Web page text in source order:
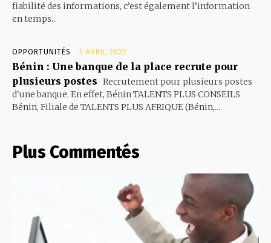
fiabilité des informations, c’est également l’information
en temps...
OPPORTUNITÉS 5 AVRIL 2022
Bénin : Une banque de la place recrute pour
plusieurs postes Recrutement pour plusieurs postes
d'une banque. En effet, Bénin TALENTS PLUS CONSEILS
Bénin, Filiale de TALENTS PLUS AFRIQUE (Bénin,...
Plus Commentés